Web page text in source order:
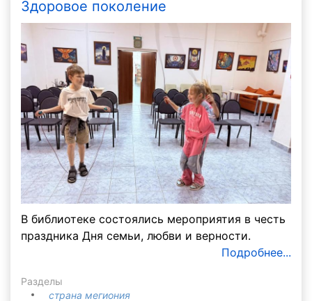
Здоровое поколение
В библиотеке состоялись мероприятия в честь
праздника Дня семьи, любви и верности.
Подробнее...
Разделы
страна мегиония